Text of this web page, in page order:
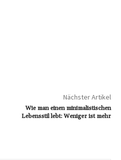
Nächster Artikel
Wie man einen minimalistischen
Lebensstil lebt: Weniger ist mehr